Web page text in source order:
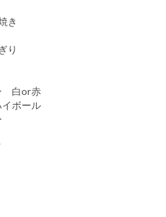
き
り
白or赤
イボール